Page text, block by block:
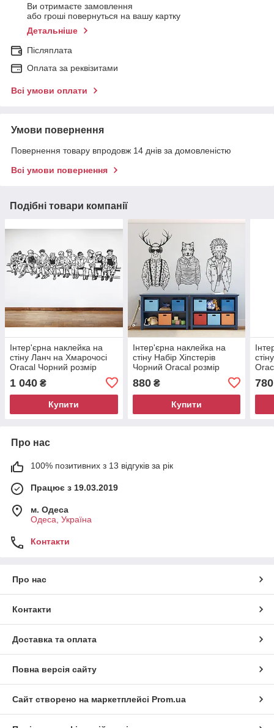
Ви отримаєте замовлення
або гроші повернуться на вашу картку
Детальніше
Післяплата
Оплата за реквізитами
Всі умови оплати
Умови повернення
Повернення товару впродовж 14 днів за домовленістю
Всі умови повернення
Подібні товари компанії
Інтер'єрна наклейка на
стіну Ланч на Хмарочосі
Oracal Чорний розмір
1 040 ₴
Купити
Інтер'єрна наклейка на
стіну Набір Хіпстерів
Чорний Oracal розмір
880₴
Купити
780
Про нас
100% позитивних з 13 відгуків за рік
Працює з 19.03.2019
м. Одеса
Одеса, Україна
Контакти
Про нас
Контакти
Доставка та оплата
Повна версія сайту
Сайт створено на маркетплейсі Prom.ua